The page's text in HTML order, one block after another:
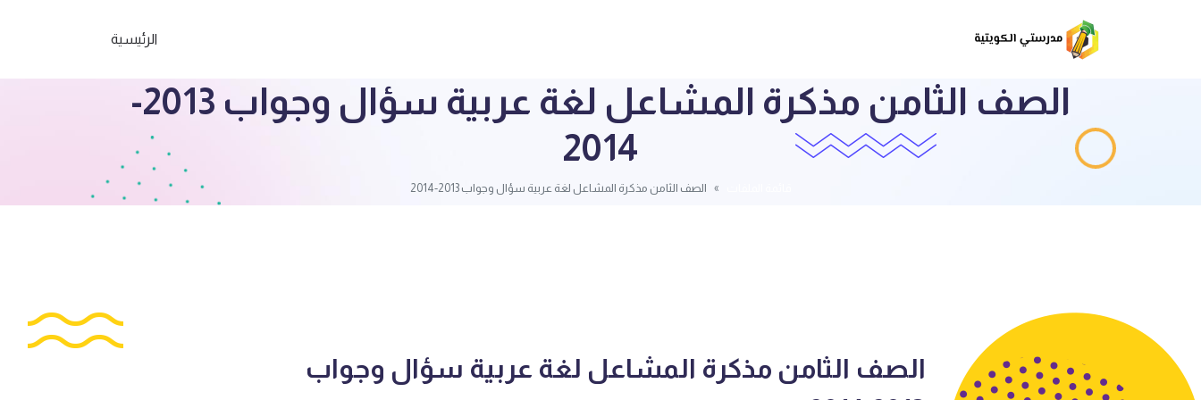
الرئيسية
الصف الثامن مذكرة المشاعل لغة عربية سؤال وجواب 2013-
2014
الصف الثامن مذكرة المشاعل لغة عربية سؤال وجواب 2013-2014
الصف الثامن مذكرة المشاعل لغة عربية سؤال وجواب